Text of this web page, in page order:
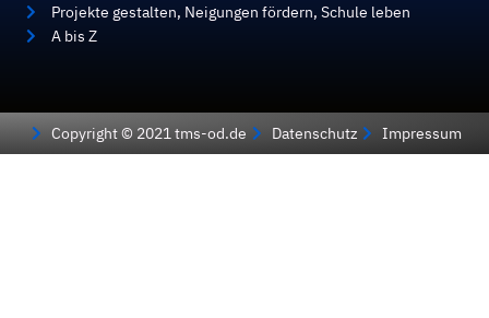
Projekte gestalten, Neigungen fördern, Schule leben
A bis Z
Copyright © 2021 tms-od.de Datenschutz Impressum